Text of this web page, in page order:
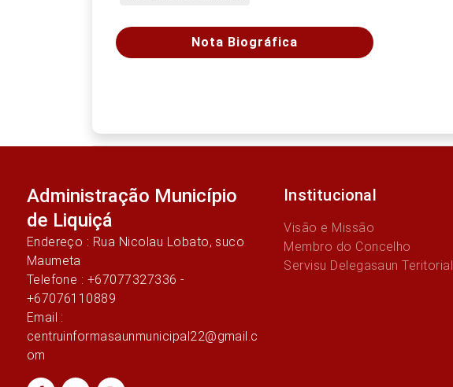
Nota Biográfica
Administração Município
de Liquiçá
Endereço : Rua Nicolau Lobato, suco
Maumeta
Telefone : +67077327336 -
+67076110889
Email :
centruinformasaunmunicipal22@gmail.c
om
Institucional
Visão e Missão
Membro do Concelho
Servisu Delegasaun Teritorial